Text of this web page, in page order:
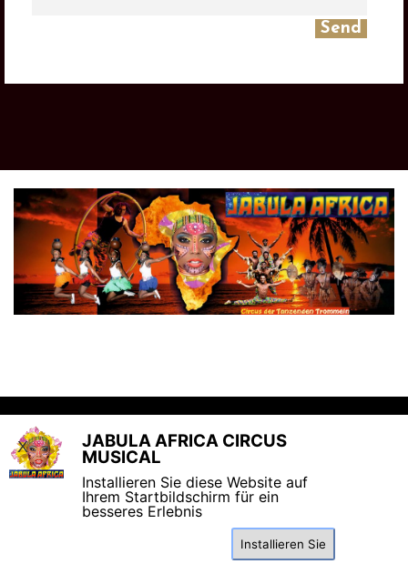
Made by Magic Pearl Productions
„JABULA AFRICA CIRCUS
JABULA AFRICA CIRCUS
MUSICAL
Installieren Sie diese Website auf
Ihrem Startbildschirm für ein
besseres Erlebnis
Installieren Sie
X